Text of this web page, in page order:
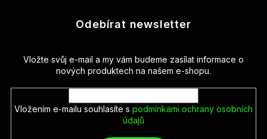
Odebírat newsletter
Vložte svůj e-mail a my vám budeme zasílat informace o
nových produktech na našem e-shopu.
Vložením e-mailu souhlasíte s podmínkami ochrany osobních
údajů